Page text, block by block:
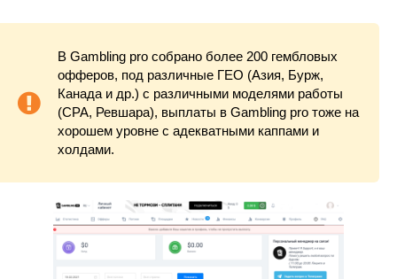
В Gambling pro собрано более 200 гембловых
офферов, под различные ГЕО (Азия, Бурж,
Канада и др.) с различными моделями работы
(CPA, Ревшара), выплаты в Gambling pro тоже на
хорошем уровне с адекватными каппами и
холдами.